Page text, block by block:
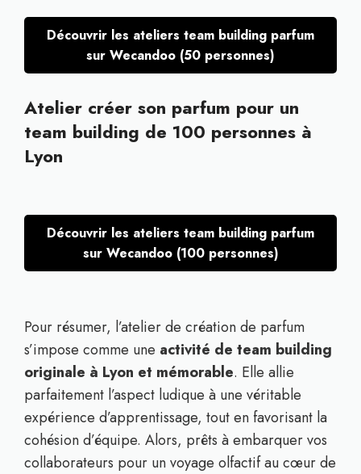
Découvrir les ateliers team building parfum
sur Wecandoo (50 personnes)
Atelier créer son parfum pour un
team building de 100 personnes à
Lyon
Découvrir les ateliers team building parfum
sur Wecandoo (100 personnes)
Pour résumer, l’atelier de création de parfum
s’impose comme une activité de team building
originale à Lyon et mémorable. Elle allie
parfaitement l’aspect ludique à une véritable
expérience d’apprentissage, tout en favorisant la
cohésion d’équipe. Alors, prêts à embarquer vos
collaborateurs pour un voyage olfactif au cœur de